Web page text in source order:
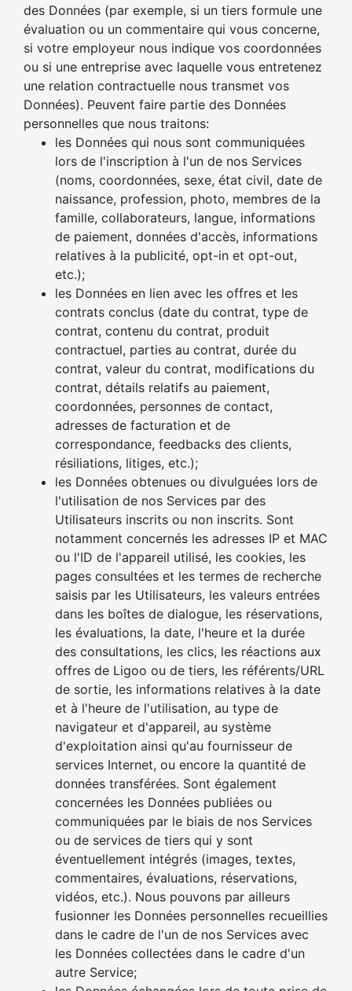
des Données (par exemple, si un tiers formule une
évaluation ou un commentaire qui vous concerne,
si votre employeur nous indique vos coordonnées
ou si une entreprise avec laquelle vous entretenez
une relation contractuelle nous transmet vos
Données). Peuvent faire partie des Données
personnelles que nous traitons:
les Données qui nous sont communiquées
lors de l'inscription à l'un de nos Services
(noms, coordonnées, sexe, état civil, date de
naissance, profession, photo, membres de la
famille, collaborateurs, langue, informations
de paiement, données d'accès, informations
relatives à la publicité, opt-in et opt-out,
etc.);
les Données en lien avec les offres et les
contrats conclus (date du contrat, type de
contrat, contenu du contrat, produit
contractuel, parties au contrat, durée du
contrat, valeur du contrat, modifications du
contrat, détails relatifs au paiement,
coordonnées, personnes de contact,
adresses de facturation et de
correspondance, feedbacks des clients,
résiliations, litiges, etc.);
les Données obtenues ou divulguées lors de
l'utilisation de nos Services par des
Utilisateurs inscrits ou non inscrits. Sont
notamment concernés les adresses IP et MAC
ou l'ID de l'appareil utilisé, les cookies, les
pages consultées et les termes de recherche
saisis par les Utilisateurs, les valeurs entrées
dans les boîtes de dialogue, les réservations,
les évaluations, la date, l'heure et la durée
des consultations, les clics, les réactions aux
offres de Ligoo ou de tiers, les référents/URL
de sortie, les informations relatives à la date
et à l'heure de l'utilisation, au type de
navigateur et d'appareil, au système
d'exploitation ainsi qu'au fournisseur de
services Internet, ou encore la quantité de
données transférées. Sont également
concernées les Données publiées ou
communiquées par le biais de nos Services
ou de services de tiers qui y sont
éventuellement intégrés (images, textes,
commentaires, évaluations, réservations,
vidéos, etc.). Nous pouvons par ailleurs
fusionner les Données personnelles recueillies
dans le cadre de l'un de nos Services avec
les Données collectées dans le cadre d'un
autre Service;